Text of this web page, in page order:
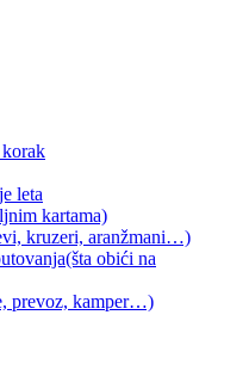
leta
kartama)
kruzeri, aranžmani…)
(šta obići na
prevoz, kamper…)